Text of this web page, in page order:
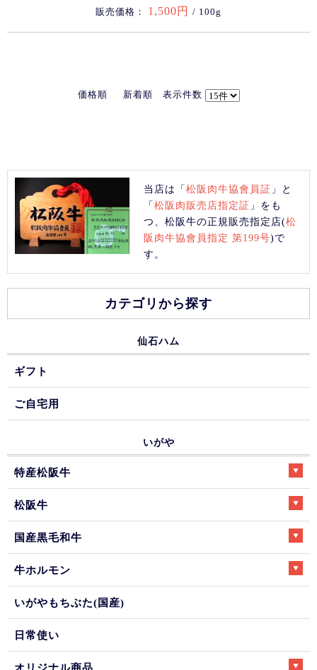
販売価格： 1,500円 / 100g
価格順 新着順 表示件数
当店は「松阪肉牛協會員証 」と
「松阪肉販売店指定証 」をも
つ、松阪牛の正規販売指定店(松
阪肉牛協會員指定 第199号)で
す。
カテゴリから探す
仙石ハム
ギフト
ご自宅用
いがや
特産松阪牛
松阪牛
国産黒毛和牛
牛ホルモン
いがやもちぶた(国産)
日常使い